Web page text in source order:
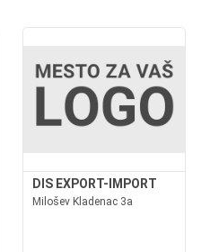
DIS EXPORT-IMPORT
Milošev Kladenac 3a